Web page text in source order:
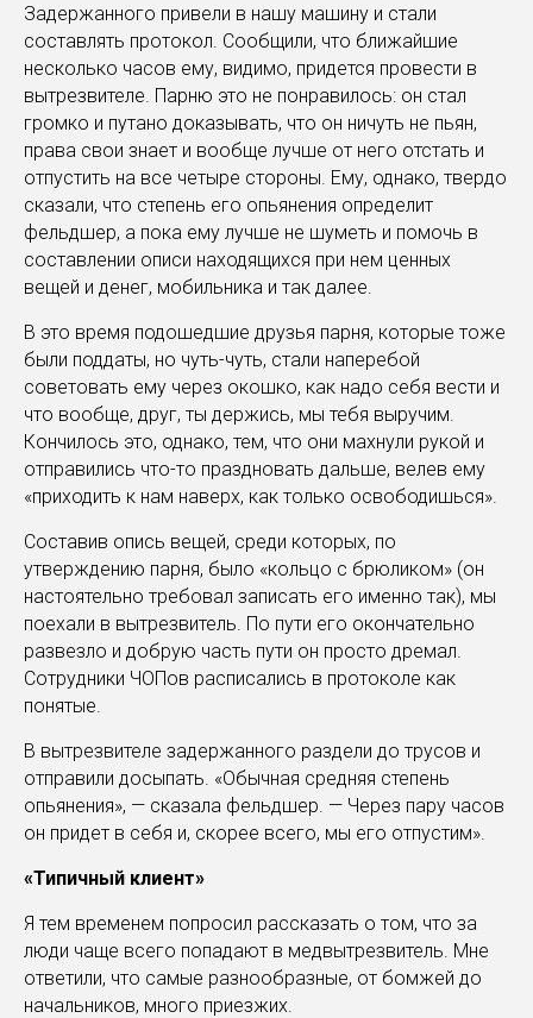
Задержанного привели в нашу машину и стали
составлять протокол. Сообщили, что ближайшие
несколько часов ему, видимо, придется провести в
вытрезвителе. Парню это не понравилось: он стал
громко и путано доказывать, что он ничуть не пьян,
права свои знает и вообще лучше от него отстать и
отпустить на все четыре стороны. Ему, однако, твердо
сказали, что степень его опьянения определит
фельдшер, а пока ему лучше не шуметь и помочь в
составлении описи находящихся при нем ценных
вещей и денег, мобильника и так далее.
В это время подошедшие друзья парня, которые тоже
были поддаты, но чуть-чуть, стали наперебой
советовать ему через окошко, как надо себя вести и
что вообще, друг, ты держись, мы тебя выручим.
Кончилось это, однако, тем, что они махнули рукой и
отправились что-то праздновать дальше, велев ему
«приходить к нам наверх, как только освободишься».
Составив опись вещей, среди которых, по
утверждению парня, было «кольцо с брюликом» (он
настоятельно требовал записать его именно так), мы
поехали в вытрезвитель. По пути его окончательно
развезло и добрую часть пути он просто дремал.
Сотрудники ЧОПов расписались в протоколе как
понятые.
В вытрезвителе задержанного раздели до трусов и
отправили досыпать. «Обычная средняя степень
опьянения», — сказала фельдшер. — Через пару часов
он придет в себя и, скорее всего, мы его отпустим».
«Типичный клиент»
Я тем временем попросил рассказать о том, что за
люди чаще всего попадают в медвытрезвитель. Мне
ответили, что самые разнообразные, от бомжей до
начальников, много приезжих.